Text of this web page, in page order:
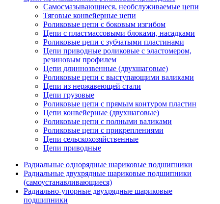
Самосмазывающиеся, необслуживаемые цепи
Тяговые конвейерные цепи
Роликовые цепи с боковым изгибом
Цепи с пластмассовыми блоками, насадками
Роликовые цепи с зубчатыми пластинами
Цепи приводные роликовые с эластомером,
резиновым профилем
Цепи длиннозвенные (двухшаговые)
Роликовые цепи с выступающими валиками
Цепи из нержавеющей стали
Цепи грузовые
Роликовые цепи с прямым контуром пластин
Цепи конвейерные (двухшаговые)
Роликовые цепи с полными валиками
Роликовые цепи с прикреплениями
Цепи сельскохозяйственные
Цепи приводные
Радиальные однорядные шариковые подшипники
Радиальные двухрядные шариковые подшипники
(самоустанавливающиеся)
Радиально-упорные двухрядные шариковые
подшипники